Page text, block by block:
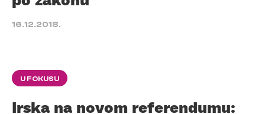
16.12.2018.
U FOKUSU
Irska na novom referendumu: